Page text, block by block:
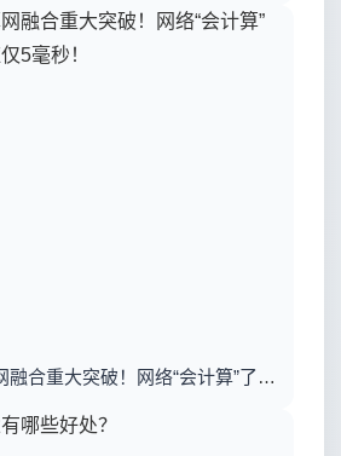
中国团队实现算网融合重大突破！网络“会计算”了，任务调度响应仅5毫秒！